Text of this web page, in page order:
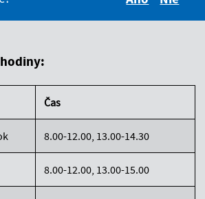
Čas
8.00-12.00, 13.00-14.30
8.00-12.00, 13.00-15.00